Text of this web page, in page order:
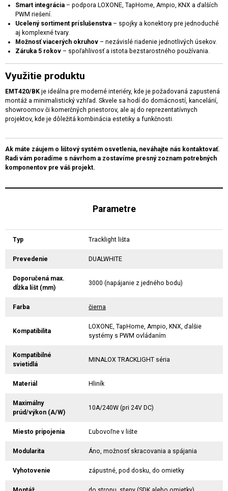
Smart integrácia – podpora LOXONE, TapHome, Ampio, KNX a ďalších
PWM riešení.
Ucelený sortiment príslušenstva – spojky a konektory pre jednoduché
aj komplexné tvary.
Možnosť viacerých okruhov – nezávislé riadenie jednotlivých úsekov.
Záruka 5 rokov – spoľahlivosť a istota bezstarostného používania.
Využitie produktu
EMT420/BK je ideálna pre moderné interiéry, kde je požadovaná zapustená
montáž a minimalistický vzhľad. Skvele sa hodí do domácností, kancelárií,
showroomov či komerčných priestorov, ale aj do reprezentatívnych
projektov, kde je dôležitá kombinácia estetiky a funkčnosti.
Ak máte záujem o lištový systém osvetlenia, neváhajte nás kontaktovať.
Radi vám poradíme s návrhom a zostavíme presný zoznam potrebných
komponentov pre váš projekt.
Parametre
Typ Tracklight lišta
Prevedenie DUALWHITE
Doporučená max.
dĺžka líšt (mm)
3000 (napájanie z jedného bodu)
Farba čierna
Kompatibilita
LOXONE, TapHome, Ampio, KNX, ďalšie
systémy s PWM ovládaním
Kompatibilné
svietidlá
MINALOX TRACKLIGHT séria
Materiál Hliník
Maximálny
prúd/výkon (A/W)
10A/240W (pri 24V DC)
Miesto pripojenia Ľubovoľne v lište
Modularita Áno, možnosť skracovania a spájania
Vyhotovenie zápustné, pod dosku, do omietky